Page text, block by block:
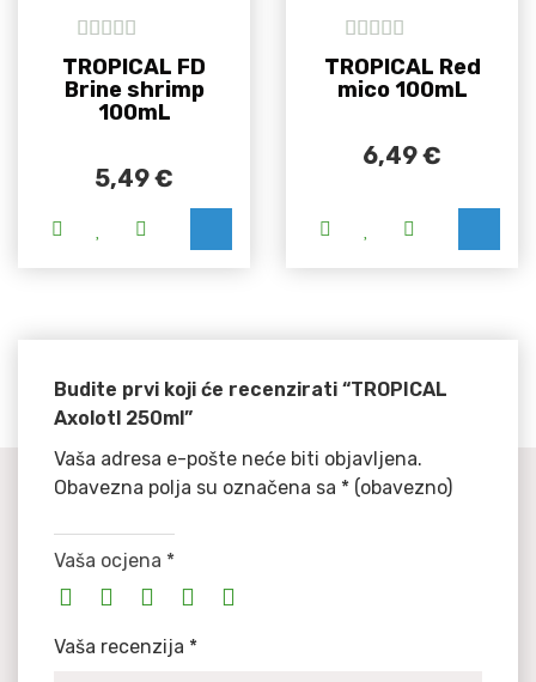
5out of 5
TROPICAL FD
Brine shrimp
100mL
5,49€
5out of 5
TROPICAL Red
mico 100mL
6,49€
Budite prvi koji će recenzirati “TROPICAL
Axolotl 250ml”
Vaša adresa e-pošte neće biti objavljena.
Obavezna polja su označena sa * (obavezno)
Vaša ocjena *
Vaša recenzija *